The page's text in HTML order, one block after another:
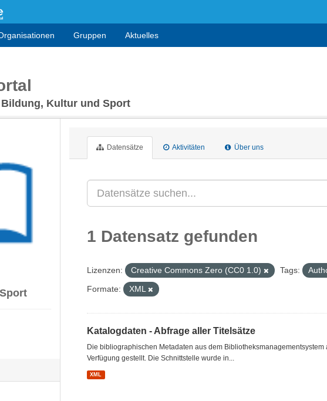
Gruppen Aktuelles
Bildung, Kultur und Sport
Datensätze Aktivitäten Über uns
1 Datensatz gefunden
Lizenzen: Creative Commons Zero (CC0 1.0) Tags:
Formate:
XML
Katalogdaten - Abfrage aller Titelsätze
Die bibliographischen Metadaten aus dem
Verfügung gestellt. Die Schnittstelle wurde in...
XML